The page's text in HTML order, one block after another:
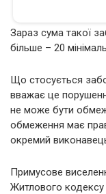
Зараз сума такої
більше – 20
Що стосується
вважає це
не може бути
обмеження має
окремий
Примусове
Житлового кодексу